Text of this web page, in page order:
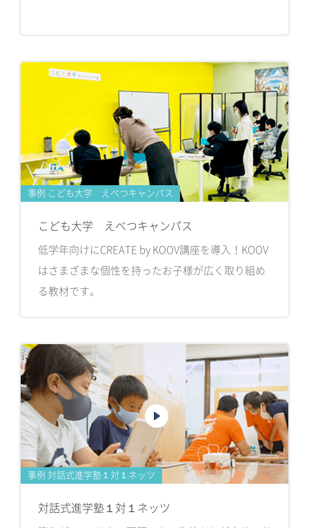
事例 こども大学 えべつキャンパス
こども大学 えべつキャンパス
低学年向けにCREATE by KOOV講座を導入！KOOV
はさまざまな個性を持ったお子様が広く取り組め
る教材です。
事例 対話式進学塾１対１ネッツ
対話式進学塾１対１ネッツ